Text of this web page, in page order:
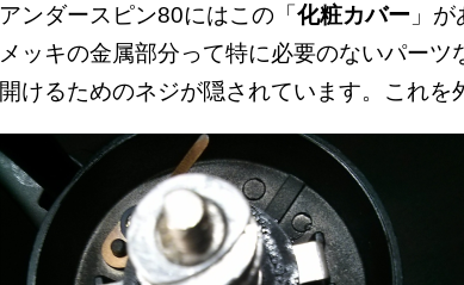
アンダースピン80にはこの「 化粧カバー 」
メッキの金属部分って特に必要のないパー
開けるためのネジが隠されています。これ